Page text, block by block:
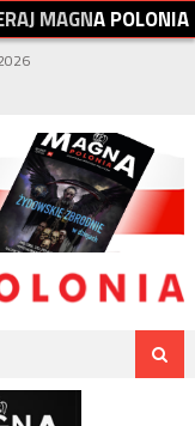
RAJMAGNAPOLONIA